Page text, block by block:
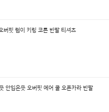
버핏 럼이 키링 코튼 반팔 티셔츠
안입은듯 오버핏 에어 쿨 오픈카라 반팔